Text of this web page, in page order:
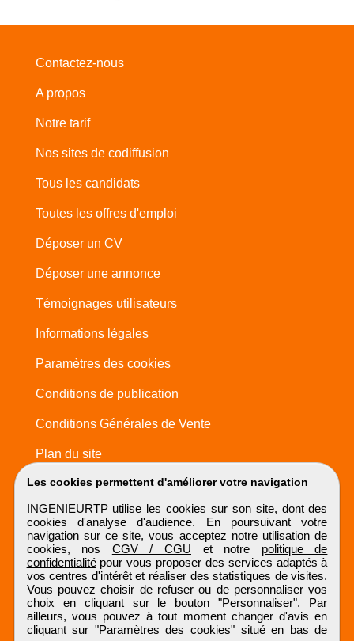
Les cookies permettent d'améliorer votre navigation
INGENIEURTP utilise les cookies sur son site, dont des
cookies d'analyse d'audience. En poursuivant votre
navigation sur ce site, vous acceptez notre utilisation de
cookies, nos CGV / CGU et notre politique de
confidentialitépour vous proposer des services adaptés à
vos centres d'intérêt et réaliser des statistiques de visites.
Vous pouvez choisir de refuser ou de personnaliser vos
choix en cliquant sur le bouton "Personnaliser". Par
ailleurs, vous pouvez à tout moment changer d'avis en
cliquant sur "Paramètres des cookies" situé en bas de
Contactez-nous
A propos
Notre tarif
Nos sites de codiffusion
Tous les candidats
Toutes les offres d'emploi
Déposer un CV
Déposer une annonce
Témoignages utilisateurs
Informations légales
Paramètres des cookies
Conditions de publication
Conditions Générales de Vente
Plan du site